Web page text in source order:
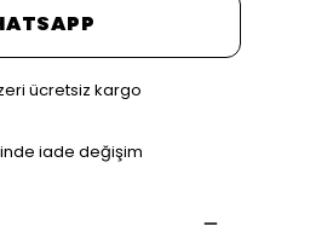
ücretsiz kargo
iade değişim